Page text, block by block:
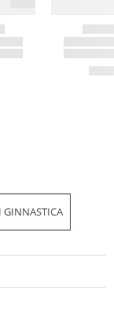
GINNASTICA